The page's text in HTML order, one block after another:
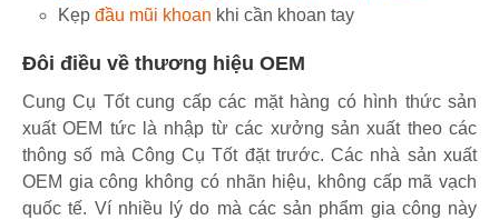
Kẹp đầu mũi khoan khi cần khoan tay
Đôi điều về thương hiệu OEM
Cung Cụ Tốt cung cấp các mặt hàng có hình thức sản
xuất OEM tức là nhập từ các xưởng sản xuất theo các
thông số mà Công Cụ Tốt đặt trước. Các nhà sản xuất
OEM gia công không có nhãn hiệu, không cấp mã vạch
quốc tế. Ví nhiều lý do mà các sản phẩm gia công này